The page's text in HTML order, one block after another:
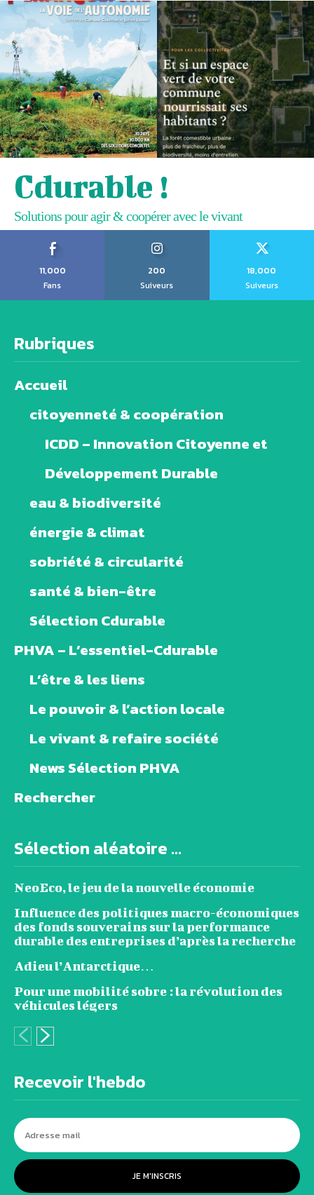
Cdurable !
Solutions pour agir & coopérer avec le vivant
11,000
Fans
200
Suiveurs
18,000
Suiveurs
Rubriques
Accueil
citoyenneté & coopération
ICDD – Innovation Citoyenne et
Développement Durable
eau & biodiversité
énergie & climat
sobriété & circularité
santé & bien-être
Sélection Cdurable
PHVA – L’essentiel-Cdurable
L’être & les liens
Le pouvoir & l’action locale
Le vivant & refaire société
News Sélection PHVA
Rechercher
Sélection aléatoire ...
NeoEco, le jeu de la nouvelle économie
Influence des politiques macro-économiques
des fonds souverains sur la performance
durable des entreprises d’après la recherche
Adieu l’Antarctique…
Pour une mobilité sobre : la révolution des
véhicules légers
Recevoir l'hebdo
JE M'INSCRIS